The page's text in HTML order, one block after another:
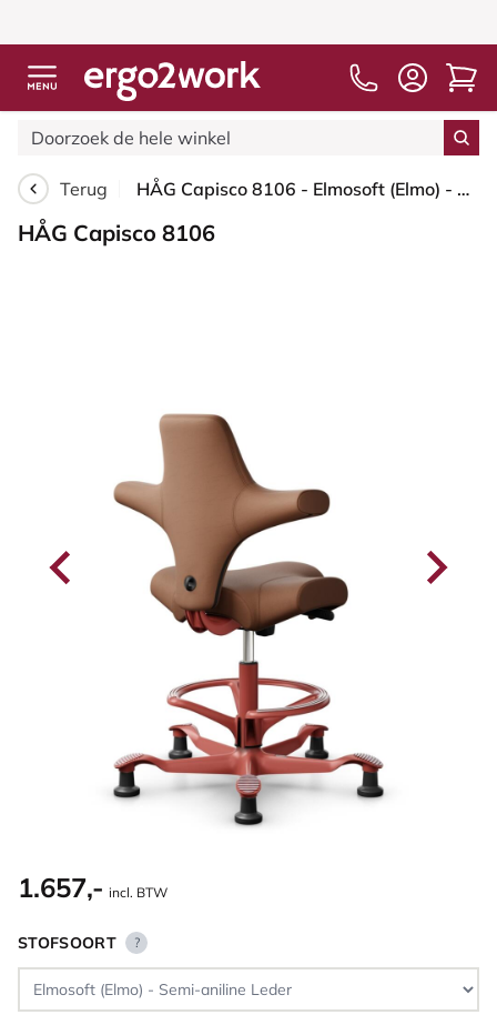
Terug HÅG Capisco 8106 - Elmosoft (Elmo) - Semi-aniline Leder - EL33004 - Cognac - Blush Rose - 265 mm (Zithoogte 53-79cm) - Glijdoppen
HÅG Capisco 8106
1.657,- incl. BTW
STOFSOORT ?